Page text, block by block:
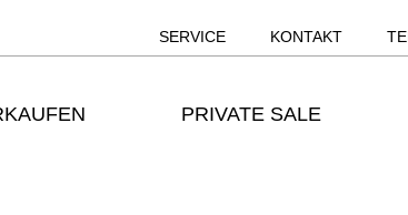
SERVICE KONTAKT
PRIVATE SALE